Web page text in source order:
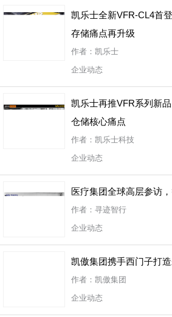
凯乐士全新VFR-CL4首
存储痛点再升级
作者：凯乐士
企业动态
凯乐士再推VFR系列新
仓储核心痛点
作者：凯乐士科技
企业动态
医疗集团全球高层参访
作者：寻迹智行
企业动态
凯傲集团携手西门子打
作者：凯傲集团
企业动态